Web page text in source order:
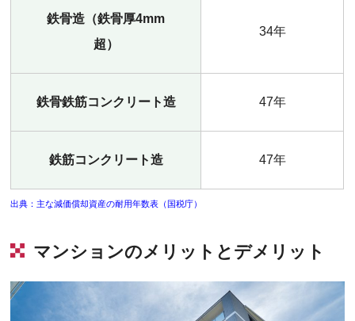
鉄骨造（鉄骨厚4mm
超）
34年
鉄骨鉄筋コンクリート造 47年
鉄筋コンクリート造 47年
出典：主な減価償却資産の耐用年数表（国税庁）
マンションのメリットとデメリット